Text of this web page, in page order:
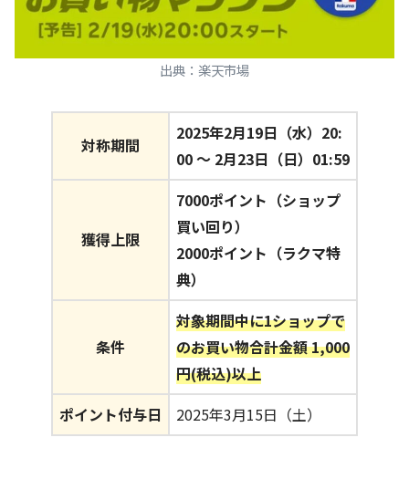
出典：楽天市場
対称期間
2025年2月19日（水）20:
00 〜 2月23日（日）01:59
獲得上限
7000ポイント（ショップ
買い回り）
2000ポイント（ラクマ特
典）
条件
対象期間中に1ショップで
のお買い物合計金額 1,000
円(税込)以上
ポイント付与日
2025年3月15日（土）